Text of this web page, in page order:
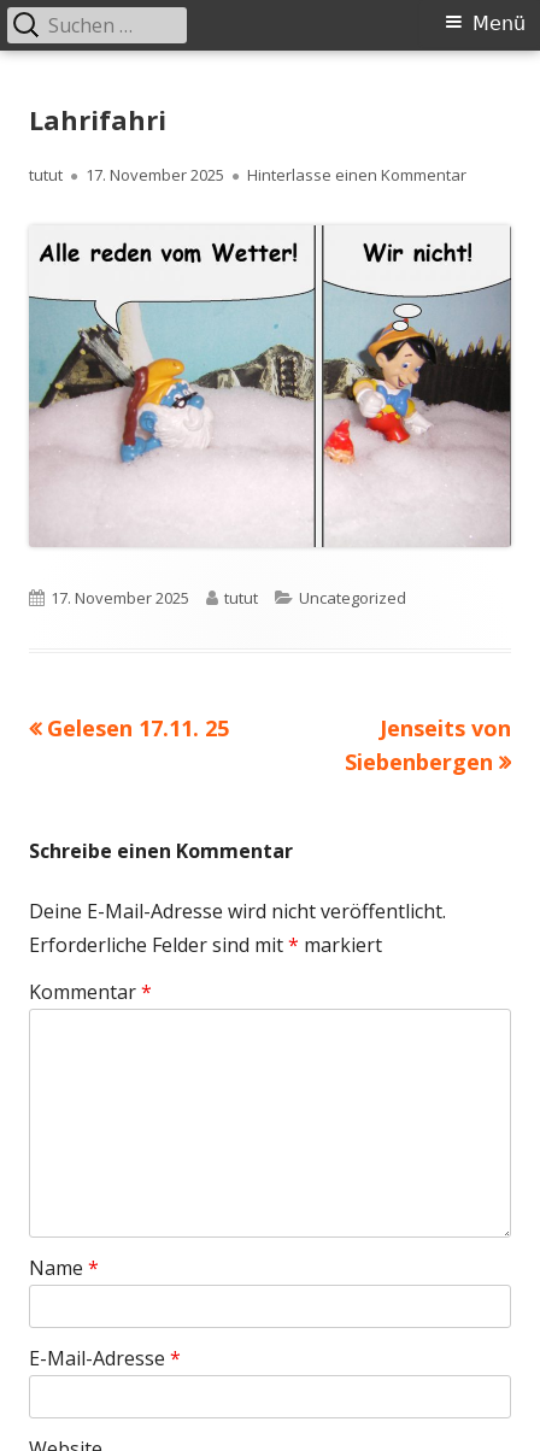
zum
Primäres
Menü
Suchen
nach:
Lahrifahri
Autor
tutut
Veröffentlicht
17. November 2025 Hinterlasse einen Kommentarzu
Veröffentlicht
17. November 2025 Autor
tutut Kategorien
Uncategorized
Beitragsnavigation
Vorheriger
Gelesen 17.11. 25
Nächster
Beitrag
Jenseits von
Siebenbergen
Schreibe einen Kommentar
Deine E-Mail-Adresse wird nicht veröffentlicht.
Erforderliche Felder sind mit* markiert
Kommentar*
Name *
E-Mail-Adresse *